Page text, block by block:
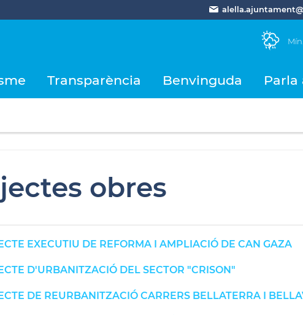
Mín.
Transparència Benvinguda Parla
obres
EXECUTIU DE REFORMA I AMPLIACIÓ DE CAN GAZA
D'URBANITZACIÓ DEL SECTOR "CRISON"
DE REURBANITZACIÓ CARRERS BELLATERRA I